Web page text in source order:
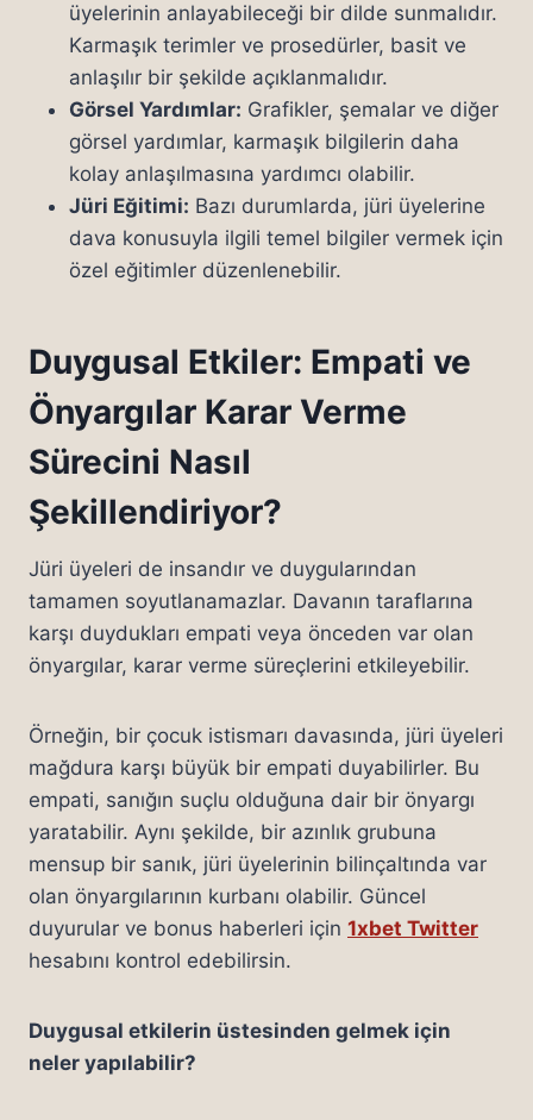
üyelerinin anlayabileceği bir dilde sunmalıdır.
Karmaşık terimler ve prosedürler, basit ve
anlaşılır bir şekilde açıklanmalıdır.
Görsel Yardımlar: Grafikler, şemalar ve diğer
görsel yardımlar, karmaşık bilgilerin daha
kolay anlaşılmasına yardımcı olabilir.
Jüri Eğitimi: Bazı durumlarda, jüri üyelerine
dava konusuyla ilgili temel bilgiler vermek için
özel eğitimler düzenlenebilir.
Duygusal Etkiler: Empati ve
Önyargılar Karar Verme
Sürecini Nasıl
Şekillendiriyor?
Jüri üyeleri de insandır ve duygularından
tamamen soyutlanamazlar. Davanın taraflarına
karşı duydukları empati veya önceden var olan
önyargılar, karar verme süreçlerini etkileyebilir.
Örneğin, bir çocuk istismarı davasında, jüri üyeleri
mağdura karşı büyük bir empati duyabilirler. Bu
empati, sanığın suçlu olduğuna dair bir önyargı
yaratabilir. Aynı şekilde, bir azınlık grubuna
mensup bir sanık, jüri üyelerinin bilinçaltında var
olan önyargılarının kurbanı olabilir. Güncel
duyurular ve bonus haberleri için 1xbet Twitter
hesabını kontrol edebilirsin.
Duygusal etkilerin üstesinden gelmek için
neler yapılabilir?